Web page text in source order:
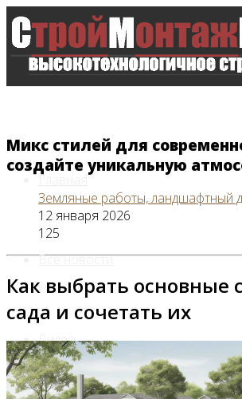
Главная
Все новости
Видео
Микс стилей для
создайте уникальную
Земляные работы, ландшафтный
12 января 2026
125
Как выбрать основные
сада и сочетать их